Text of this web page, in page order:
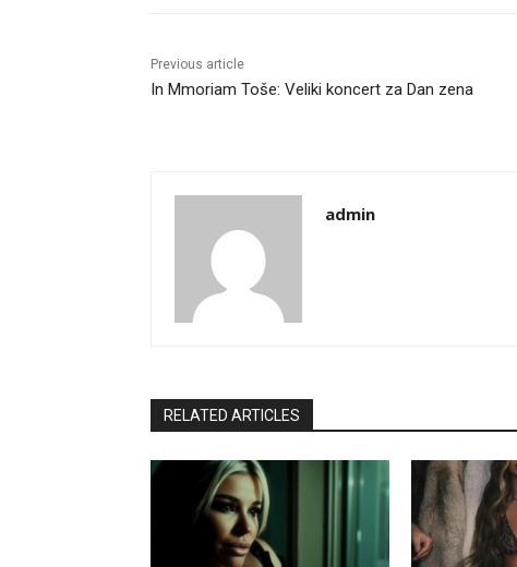
Previous article
In Mmoriam Toše: Veliki koncert za Dan zena
admin
RELATED ARTICLES